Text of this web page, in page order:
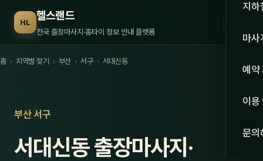
HL 헬스랜드
전국 출장마사지·홈타이 정보 안내 플랫폼 서울
강원·
강원
지하
마사
관리
스
예약
이용
문의
홈 › 지역별 찾기 › 부산 › 서구 › 서대신동
부산 서구
서대신동 출장마사지·